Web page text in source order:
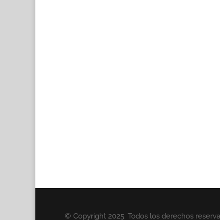
© Copyright 2025. Todos los derechos